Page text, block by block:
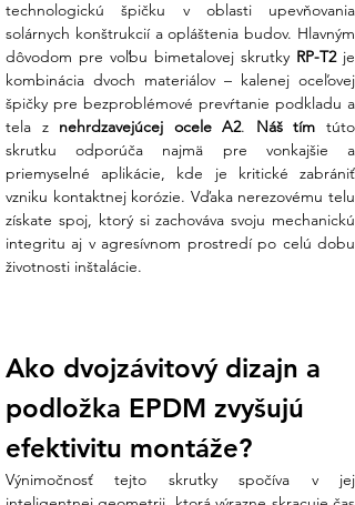
BIMETAL technológia:Spája dve
výhody v jednom tele. Vŕtacia špička z
uhlíkovej ocele ľahko prevŕta plech,
zatiaľ čo nerezový závit a hlava (A2)
zabezpečujú, že spoj nikdy nezhrdzavie
a neoslabí sa vplyvom počasia.
Dvojzávitový dizajn pre rýchlu
montáž:Špeciálny profil závitu
umožňuje bleskové zakrútenie s
minimálnym úsilím, čo pri inštalácii
Vulkanizovaná EPDM podložka (E16):
priemerom 16 mm po dotiahnutí
dokonale priľne k povrchu a vytvorí
vodotesný spoj odolný voči UV žiareniu a
teplotným výkyvom.
technologickú špičku v oblasti upevňovania
solárnych konštrukcií a opláštenia budov. Hlavným
dôvodom pre voľbu bimetalovej skrutky RP-T2 je
kombinácia dvoch materiálov – kalenej oceľovej
špičky pre bezproblémové prevŕtanie podkladu a
tela z nehrdzavejúcej ocele A2. Náš tím túto
skrutku odporúča najmä pre vonkajšie a
priemyselné aplikácie, kde je kritické zabrániť
vzniku kontaktnej korózie. Vďaka nerezovému telu
získate spoj, ktorý si zachováva svoju mechanickú
integritu aj v agresívnom prostredí po celú dobu
životnosti inštalácie.
Ako dvojzávitový dizajn a
podložka EPDM zvyšujú
efektivitu montáže?
Výnimočnosť tejto skrutky spočíva v jej